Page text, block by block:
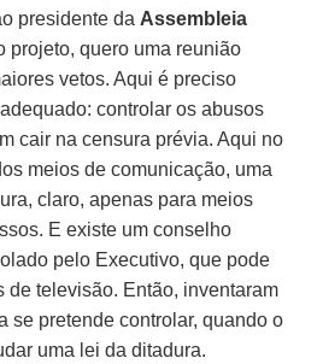
presidente da Assembleia
projeto, quero uma reunião
vetos. Aqui é preciso
controlar os abusos
cair na censura prévia. Aqui no
meios de comunicação, uma
claro, apenas para meios
E existe um conselho
pelo Executivo, que pode
de televisão. Então, inventaram
se pretende controlar, quando o
uma lei da ditadura.